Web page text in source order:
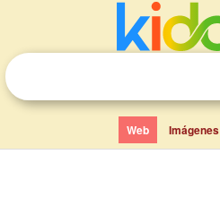
Web Imágenes